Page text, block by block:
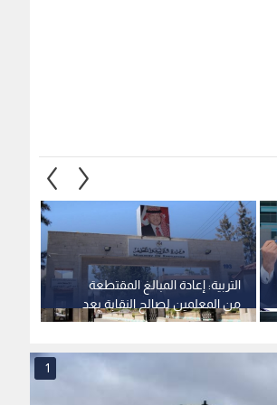
التربية: إعادة المبالغ المقتطعة
من المعلمين لصالح النقابة بعد
قرار المحكمة الدستورية
1